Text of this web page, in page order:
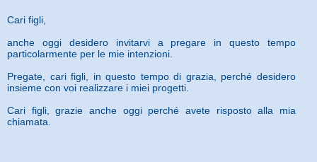
Cari figli,
anche oggi desidero invitarvi a pregare in questo tempo
particolarmente per le mie intenzioni.
Pregate, cari figli, in questo tempo di grazia, perché desidero
insieme con voi realizzare i miei progetti.
Cari figli, grazie anche oggi perché avete risposto alla mia
chiamata.